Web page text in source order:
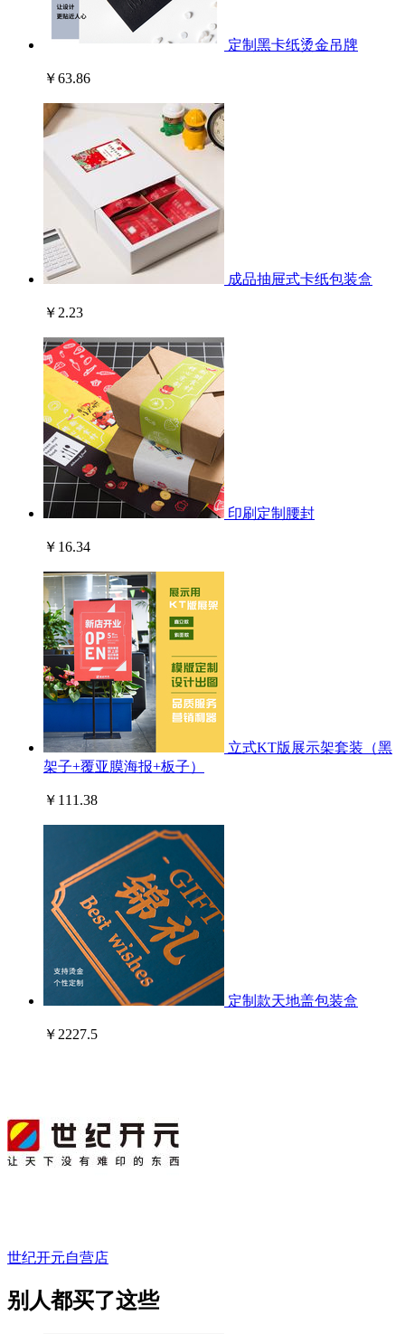
定制黑卡纸烫金吊牌
￥63.86
成品抽屉式卡纸包装盒
￥2.23
印刷定制腰封
￥16.34
立式KT版展示架套装（黑
架子+覆亚膜海报+板子）
￥111.38
定制款天地盖包装盒
￥2227.5
世纪开元自营店
别人都买了这些